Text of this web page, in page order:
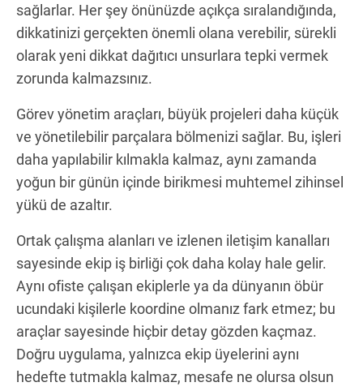
sağlarlar. Her şey önünüzde açıkça sıralandığında,
dikkatinizi gerçekten önemli olana verebilir, sürekli
olarak yeni dikkat dağıtıcı unsurlara tepki vermek
zorunda kalmazsınız.
Görev yönetim araçları, büyük projeleri daha küçük
ve yönetilebilir parçalara bölmenizi sağlar. Bu, işleri
daha yapılabilir kılmakla kalmaz, aynı zamanda
yoğun bir günün içinde birikmesi muhtemel zihinsel
yükü de azaltır.
Ortak çalışma alanları ve izlenen iletişim kanalları
sayesinde ekip iş birliği çok daha kolay hale gelir.
Aynı ofiste çalışan ekiplerle ya da dünyanın öbür
ucundaki kişilerle koordine olmanız fark etmez; bu
araçlar sayesinde hiçbir detay gözden kaçmaz.
Doğru uygulama, yalnızca ekip üyelerini aynı
hedefte tutmakla kalmaz, mesafe ne olursa olsun